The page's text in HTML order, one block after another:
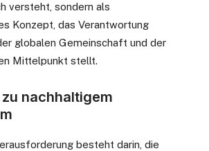
versteht, sondern als
Konzept, das Verantwortung
globalen Gemeinschaft und der
Mittelpunkt stellt.
zu nachhaltigem
besteht darin, die